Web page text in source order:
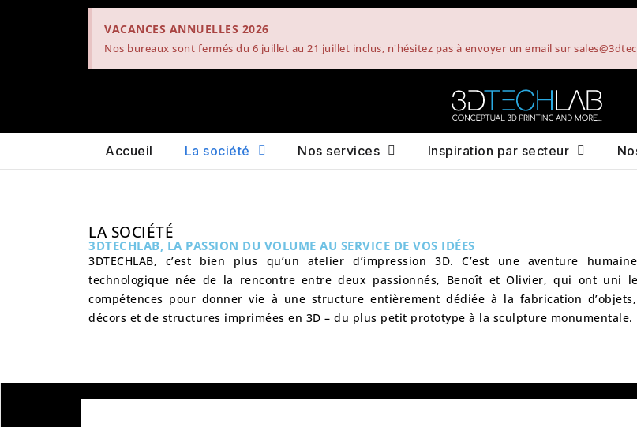
VACANCES ANNUELLES 2026
Nos bureaux sont fermés du 6 juillet au 21 juillet inclus, n'hésitez pas à envoyer un email sur
Accueil La société Nos services Inspiration par secteur
LA SOCIÉTÉ
3DTECHLAB, LA PASSION DU VOLUME AU SERVICE DE VOS IDÉES
3DTECHLAB, c’est bien plus qu’un atelier d’impression 3D. C’est une aventure
technologique née de la rencontre entre deux passionnés, Benoît etOlivier, qui ont uni
compétences pour donner vie à une structure entièrement dédiée à la fabrication
décors et de structures imprimées en 3D – du plus petit prototype à la sculpture monumentale.